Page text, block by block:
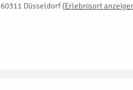
60311 Düsseldorf(Erlebnisort